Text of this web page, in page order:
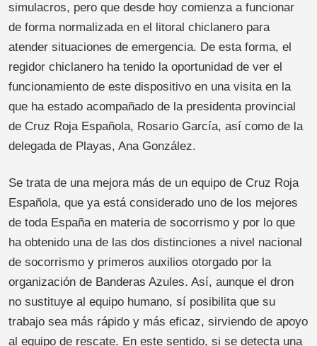
simulacros, pero que desde hoy comienza a funcionar
de forma normalizada en el litoral chiclanero para
atender situaciones de emergencia. De esta forma, el
regidor chiclanero ha tenido la oportunidad de ver el
funcionamiento de este dispositivo en una visita en la
que ha estado acompañado de la presidenta provincial
de Cruz Roja Española, Rosario García, así como de la
delegada de Playas, Ana González.
Se trata de una mejora más de un equipo de Cruz Roja
Española, que ya está considerado uno de los mejores
de toda España en materia de socorrismo y por lo que
ha obtenido una de las dos distinciones a nivel nacional
de socorrismo y primeros auxilios otorgado por la
organización de Banderas Azules. Así, aunque el dron
no sustituye al equipo humano, sí posibilita que su
trabajo sea más rápido y más eficaz, sirviendo de apoyo
al equipo de rescate. En este sentido, si se detecta una